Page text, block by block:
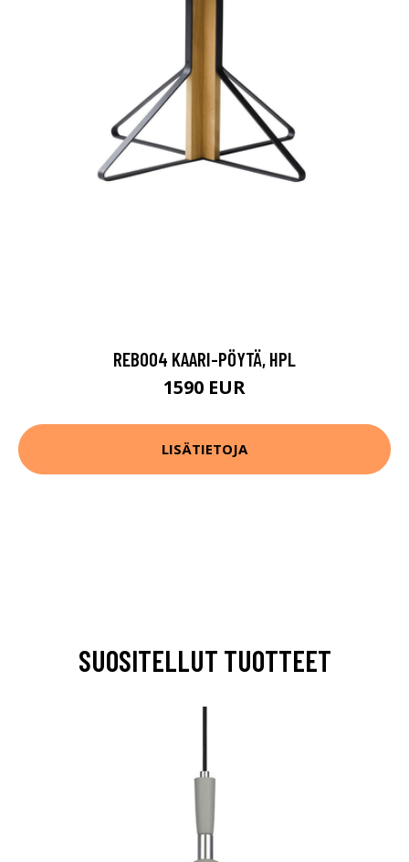
REB004 KAARI-PÖYTÄ, HPL
1590 EUR
LISÄTIETOJA
SUOSITELLUT TUOTTEET